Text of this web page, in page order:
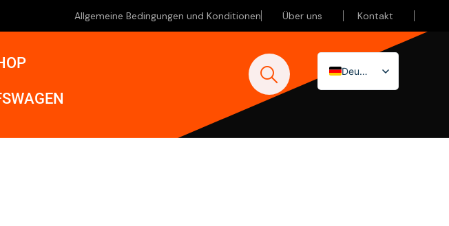
Allgemeine Bedingungen und Konditionen Über uns Kontakt
Deutsch
Nederlands